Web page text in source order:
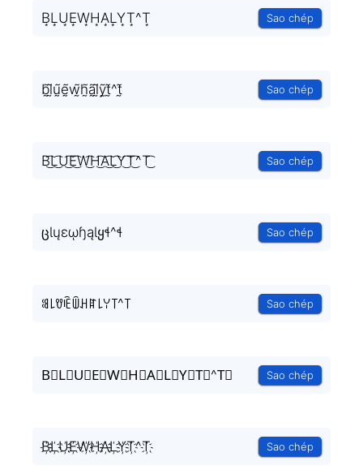
B͙L͙U͙E͙W͙H͙A͙L͙Y͙T͙^T͙ Sao chép
b̰̃l̰̃ṵ̃ḛ̃w̰̃h̰̃ã̰l̰̃ỹ̰t̰̃^t̰̃ Sao chép
B͜͡L͜͡U͜͡E͜͡W͜͡H͜͡A͜͡L͜͡Y͜͡T͜͡^T͜͡ Sao chép
ცƖųɛῳɧąƖყɬ^ɬ Sao chép
ꌃ꒒ꀎꍟꅏꃅꍏ꒒ꌩ꓄^꓄ Sao chép
B⃟L⃟U⃟E⃟W⃟H⃟A⃟L⃟Y⃟T⃟^T⃟ Sao chép
B҉L҉U҉E҉W҉H҉A҉L҉Y҉T҉^T҉ Sao chép